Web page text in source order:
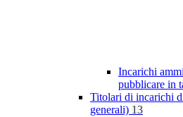
Incarichi
pubblicare in
Titolari di incarichi
generali) 13